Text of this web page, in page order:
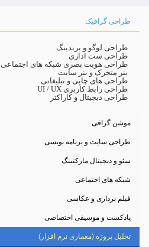
طراحی گرافیک
موشن گرافی
طراحی سایت و برنامه نویسی
سئو و دیجیتال مارکتینگ
شبکه های اجتماعی
فیلم برداری و عکاسی
پادکست و موسیقی اختصاصی
تحلیل پروژه (معماری نرم افزار)
طراحی لوگو و برندینگ
طراحی ست اداری
طراحی هویت بصری شبکه های اجتماعی
بنر متحرک و بنر سایت
طراحی های چاپی و تبلیغاتی
طراحی رابط کاربری UI / UX
طراحی دیجیتال و کاراکتر